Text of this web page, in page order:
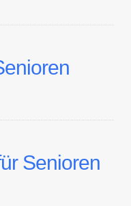
Senioren